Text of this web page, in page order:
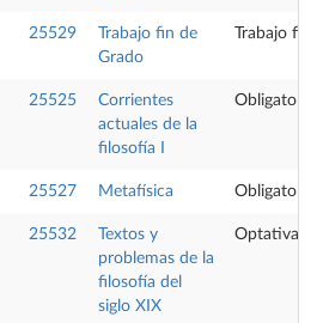
25529
Trabajo fin de
Grado
Trabajo
25525
Corrientes
actuales de la
filosofía I
Obligatoria
25527 Metafísica Obligatoria
25532
Textos y
problemas de la
filosofía del
siglo XIX
Optativa